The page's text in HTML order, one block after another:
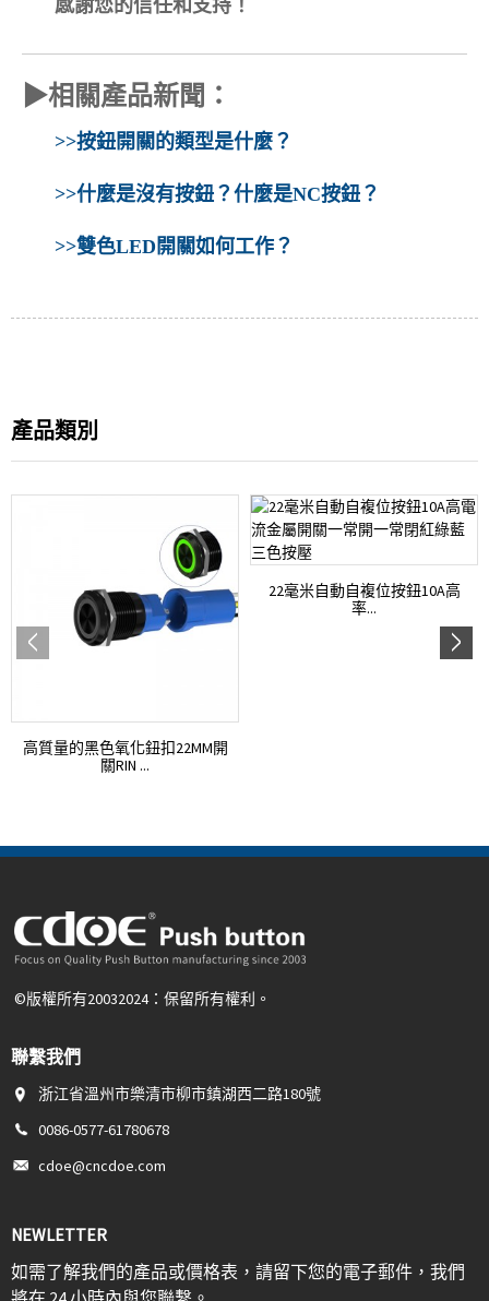
感謝您的信任和支持！
▶相關產品新聞：
>>按鈕開關的類型是什麼？
>>什麼是沒有按鈕？什麼是NC按鈕？
>>雙色LED開關如何工作？
產品類別
高質量的黑色氧化鈕扣22MM開
關RIN ...
22毫米自動自複位按鈕10A高
率...
©版權所有20032024：保留所有權利。
聯繫我們
浙江省溫州市樂清市柳市鎮湖西二路180號
0086-0577-61780678
cdoe@cncdoe.com
NEWLETTER
如需了解我們的產品或價格表，請留下您的電子郵件，我們